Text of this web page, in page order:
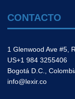
CONTACTO
1 Glenwood Ave #5,
US+1 984 3255406
Bogotá D.C.,
info@lexir.co